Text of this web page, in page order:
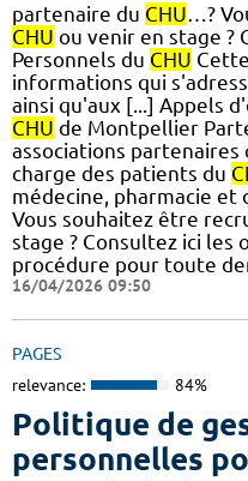
partenaire du CHU …?
CHU ou venir en stage ?
Personnels du CHU
informations qui
ainsi qu'aux [...] Appels
CHU de Montpellier
associations
charge des patients du
médecine, pharmacie
Vous souhaitez être
stage ? Consultez ici les
procédure pour toute
16/04/2026 09:50
PAGES
relevance: 84%
Politique de
personnelles